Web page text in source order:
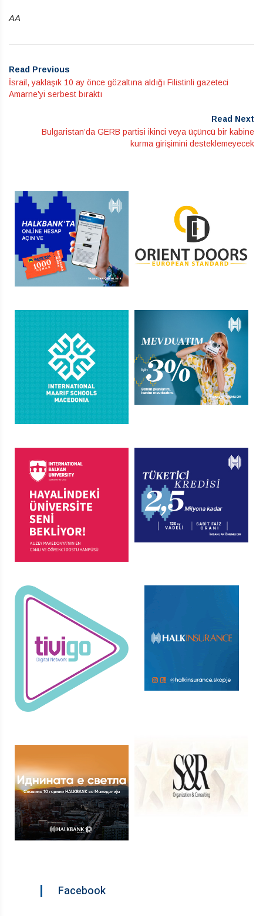
AA
Read Previous
İsrail, yaklaşık 10 ay önce gözaltına aldığı Filistinli gazeteci
Amarne’yi serbest bıraktı
Read Next
Bulgaristan’da GERB partisi ikinci veya üçüncü bir kabine
kurma girişimini desteklemeyecek
Facebook